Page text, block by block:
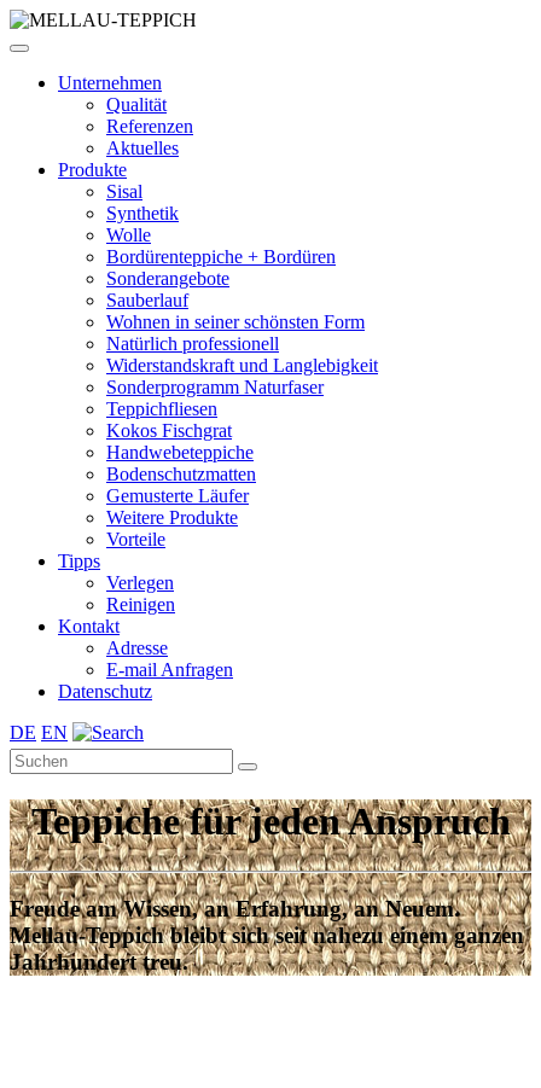
Unternehmen
Qualität
Referenzen
Aktuelles
Produkte
Sisal
Synthetik
Wolle
Bordürenteppiche + Bordüren
Sonderangebote
Sauberlauf
Wohnen in seiner schönsten Form
Natürlich professionell
Widerstandskraft und Langlebigkeit
Sonderprogramm Naturfaser
Teppichfliesen
Kokos Fischgrat
Handwebeteppiche
Bodenschutzmatten
Gemusterte Läufer
Weitere Produkte
Vorteile
Tipps
Verlegen
Reinigen
Kontakt
Adresse
E-mail Anfragen
Datenschutz
DE EN
Teppiche für jeden Anspruch
Freude am Wissen, an Erfahrung, an Neuem.
Mellau-Teppich bleibt sich seit nahezu einem ganzen
Jahrhundert treu.